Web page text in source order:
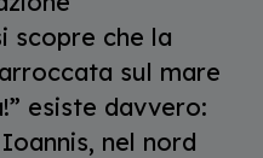
scopre che la
sul mare
esiste davvero:
nel nord